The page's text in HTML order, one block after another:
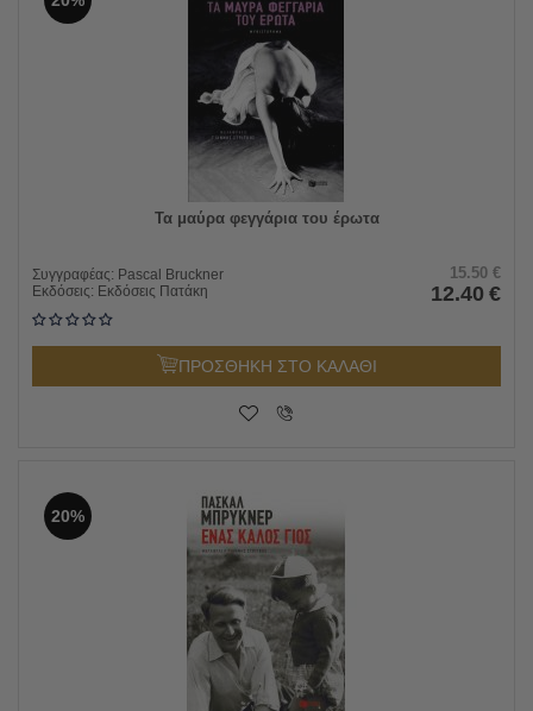
Τα μαύρα φεγγάρια του έρωτα
Συγγραφέας: Pascal Bruckner
Εκδόσεις: Εκδόσεις Πατάκη
15.50 €
12.40 €
ΠΡΟΣΘΗΚΗ ΣΤΟ ΚΑΛΑΘΙ
20%